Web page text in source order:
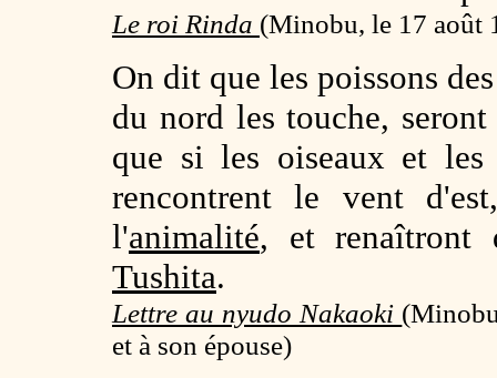
Le roi Rinda (Minobu, le 17 août
On dit que les poissons
du nord les touche,
que si les oiseaux et les
rencontrent le vent
l'animalité, et renaîtront
Tushita.
Lettre au nyudo Nakaoki (
et à son épouse)